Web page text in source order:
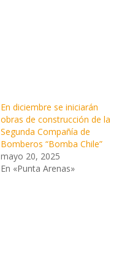
En diciembre se iniciarán
obras de construcción de la
Segunda Compañía de
Bomberos “Bomba Chile”
mayo 20, 2025
En «Punta Arenas»